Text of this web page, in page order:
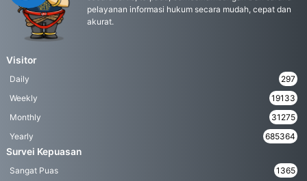
pelayanan informasi hukum secara mudah, cepat dan
akurat.
Visitor
Daily
297
Weekly
19133
Monthly
31275
Yearly
685364
Survei Kepuasan
Sangat Puas
1365